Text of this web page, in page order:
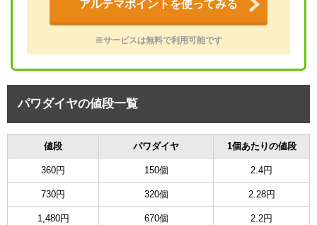
アルテマポイントを使ってみる
※サービスは無料で利用可能です
パワダイヤの値段一覧
値段 パワダイヤ 1個あたりの値段
360円 150個 2.4円
730円 320個 2.28円
1,480円 670個 2.2円